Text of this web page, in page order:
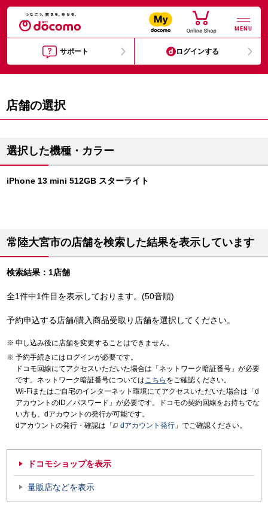
MENU
サポート ログインする
店舗の選択
選択した機種・カラー
iPhone 13 mini 512GB スターライト
常陸大宮市の店舗を検索した結果を表示しています
検索結果：1店舗
全1件中1件目を表示しております。(50音順)
予約申込する店舗/購入商品受取り店舗を選択してください。
申し込み後に店舗を変更することはできません。
予約手続きにはログインが必要です。
ドコモ回線にてアクセスいただいた場合は「ネットワーク暗証番号」が必要
です。ネットワーク暗証番号についてはこちら をご確認ください。
Wi-Fiまたはご自宅のインターネット環境にてアクセスいただいた場合は「d
アカウントのID／パスワード」が必要です。ドコモの契約回線をお持ちでな
い方も、dアカウントの発行が可能です。
dアカウントの発行・確認は「
dアカウント発行 」でご確認ください。
ドコモショップを表示
量販店などを表示